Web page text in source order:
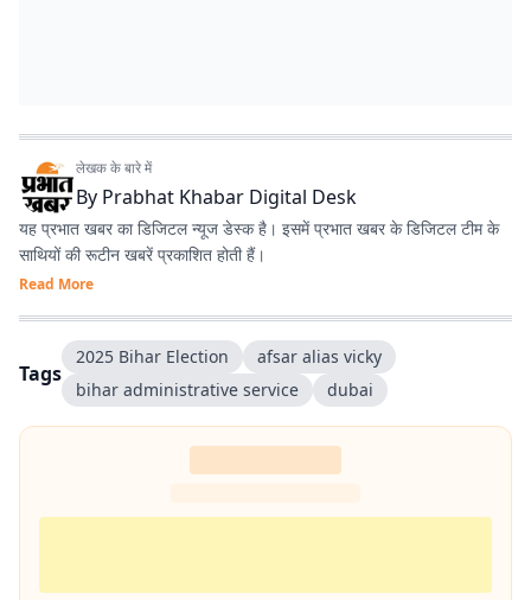
लेखक के बारे में
By Prabhat Khabar Digital Desk
यह प्रभात खबर का डिजिटल न्यूज डेस्क है। इसमें प्रभात खबर के डिजिटल टीम के
साथियों की रूटीन खबरें प्रकाशित होती हैं।
Read More
Tags
2025 Bihar Election
afsar alias vicky
bihar administrative service
dubai